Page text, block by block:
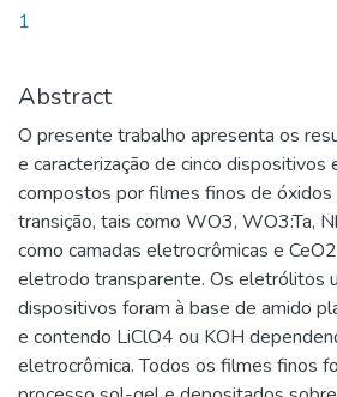
1
Abstract
O presente trabalho apresenta os
e caracterização de cinco dispositivos
compostos por filmes finos de
transição, tais como WO3, WO3:Ta,
como camadas eletrocrômicas e
eletrodo transparente. Os eletrólitos
dispositivos foram à base de amido
e contendo LiClO4 ou KOH
eletrocrômica. Todos os filmes finos